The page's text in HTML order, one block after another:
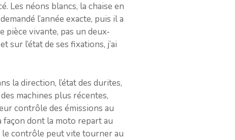
Les néons blancs, la chaise en
l’année exacte, puis il a
pièce vivante, pas un deux-
l’état de ses fixations, j’ai
la direction, l’état des durites,
machines plus récentes,
contrôle des émissions au
façon dont la moto repart au
le contrôle peut vite tourner au